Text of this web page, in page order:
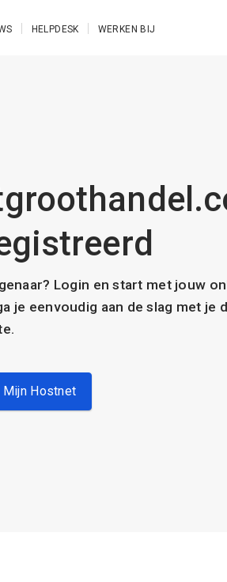
HELPDESK WERKEN BIJ
Login en start met jouw
je eenvoudig aan de slag met je
Mijn Hostnet